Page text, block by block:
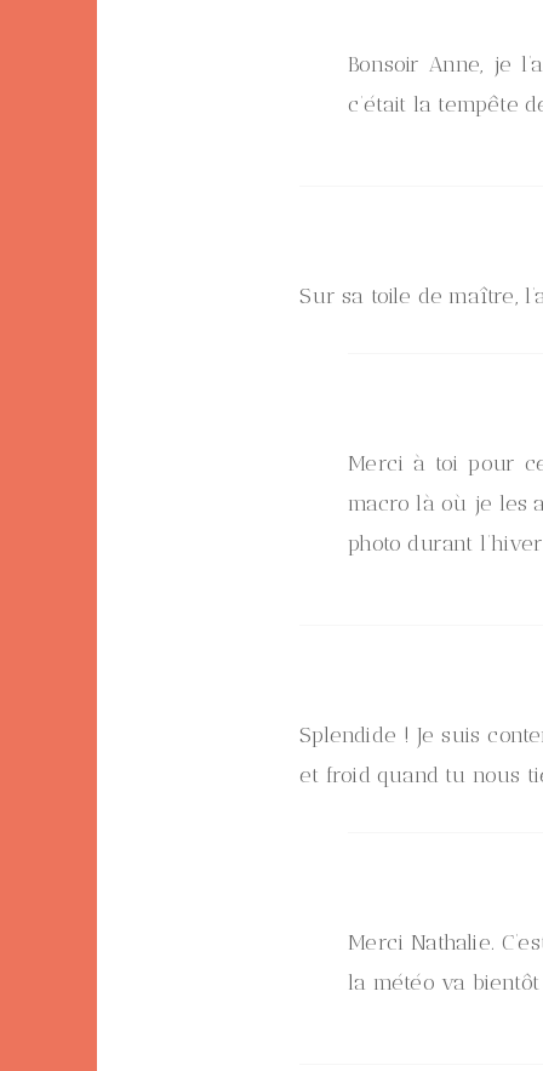
Bonsoir Anne, je
c’était la tempête
Sur sa toile de maître,
Merci à toi pour
macro là où je les
photo durant
Splendide ! Je suis
et froid quand tu nous
Merci Nathalie.
la météo va